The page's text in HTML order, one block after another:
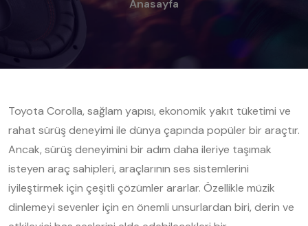
Anasayfa
Toyota Corolla, sağlam yapısı, ekonomik yakıt tüketimi ve
rahat sürüş deneyimi ile dünya çapında popüler bir araçtır.
Ancak, sürüş deneyimini bir adım daha ileriye taşımak
isteyen araç sahipleri, araçlarının ses sistemlerini
iyileştirmek için çeşitli çözümler ararlar. Özellikle müzik
dinlemeyi sevenler için en önemli unsurlardan biri, derin ve